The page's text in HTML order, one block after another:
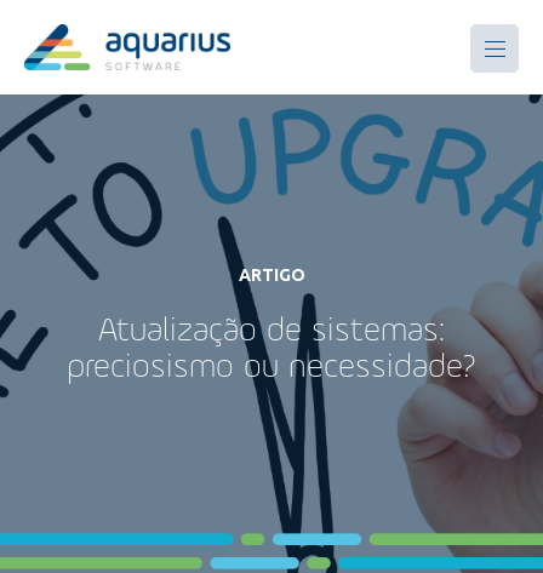
ARTIGO
Atualização de sistemas:
preciosismo ou necessidade?